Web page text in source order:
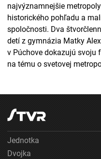
najvýznamnejšie
historického pohľadu a
spoločnosti. Dva
detí z gymnázia Matky
v Púchove dokazujú svoju
na tému o svetovej
Jednotka
Dvojka